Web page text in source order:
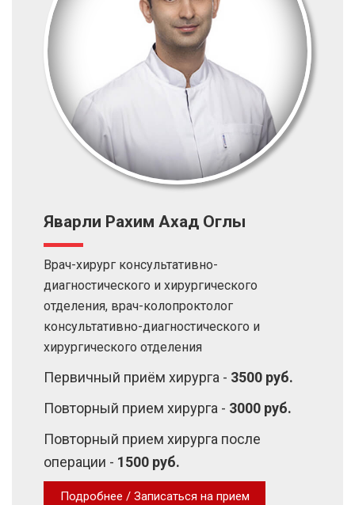
Яварли Рахим Ахад Оглы
Врач-хирург консультативно-
диагностического и хирургического
отделения, врач-колопроктолог
консультативно-диагностического и
хирургического отделения
Первичный приём хирурга - 3500 руб.
Повторный прием хирурга - 3000 руб.
Повторный прием хирурга после
операции - 1500 руб.
Подробнее / Записаться на прием